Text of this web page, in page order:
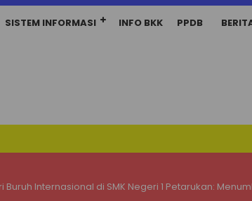
SISTEM INFORMASI INFO BKK PPDB
Buruh Internasional di SMK Negeri 1 Petarukan: